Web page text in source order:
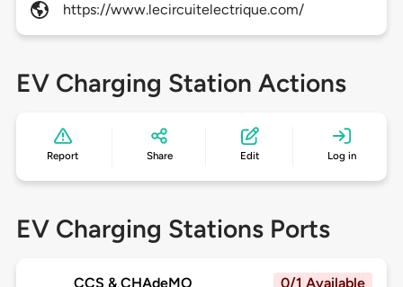
https://www.lecircuitelectrique.com/
EV Charging Station Actions
Report Share Edit Log in
EV Charging Stations Ports
CCS & CHAdeMO 0/1 Available